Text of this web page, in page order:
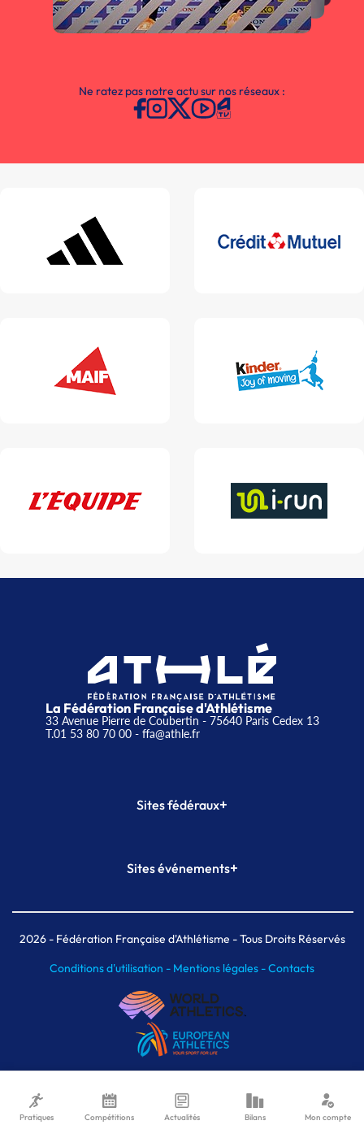
Ne ratez pas notre actu sur nos réseaux :
La Fédération Française d'Athlétisme
33 Avenue Pierre de Coubertin - 75640 Paris Cedex 13
T.01 53 80 70 00- ffa@athle.fr
Sites fédéraux+
Plateforme Formation
Sites événements+
Meeting de Paris indoor
MAIF Ekiden de Paris
2026- Fédération Française d'Athlétisme - Tous Droits Réservés
Conditions d'utilisation - Mentions légales -Contacts
Pratiques Compétitions Actualités Bilans Mon compte